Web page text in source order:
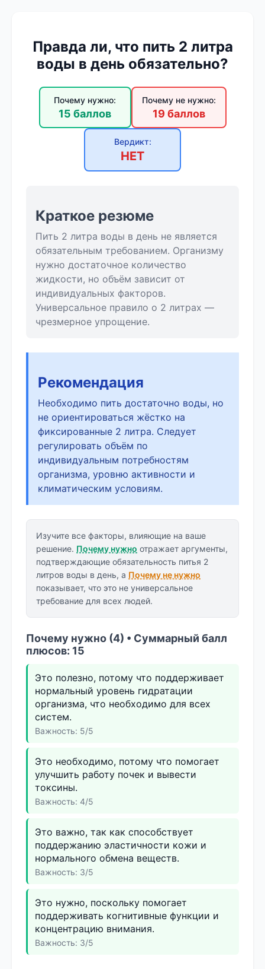
Правда ли, что пить 2 литра
воды в день обязательно?
Почему нужно:
15 баллов
Почему не нужно:
19 баллов
Вердикт:
НЕТ
Краткое резюме
Пить 2 литра воды в день не является
обязательным требованием. Организму
нужно достаточное количество
жидкости, но объём зависит от
индивидуальных факторов.
Универсальное правило о 2 литрах —
чрезмерное упрощение.
Рекомендация
Необходимо пить достаточно воды, но
не ориентироваться жёстко на
фиксированные 2 литра. Следует
регулировать объём по
индивидуальным потребностям
организма, уровню активности и
климатическим условиям.
Изучите все факторы, влияющие на ваше
решение. Почему нужно отражает аргументы,
подтверждающие обязательность питья 2
литров воды в день, а Почему не нужно
показывает, что это не универсальное
требование для всех людей.
Почему нужно (4) • Суммарный балл
плюсов: 15
Это полезно, потому что поддерживает
нормальный уровень гидратации
организма, что необходимо для всех
систем.
Важность: 5/5
Это необходимо, потому что помогает
улучшить работу почек и вывести
токсины.
Важность: 4/5
Это важно, так как способствует
поддержанию эластичности кожи и
нормального обмена веществ.
Важность: 3/5
Это нужно, поскольку помогает
поддерживать когнитивные функции и
концентрацию внимания.
Важность: 3/5